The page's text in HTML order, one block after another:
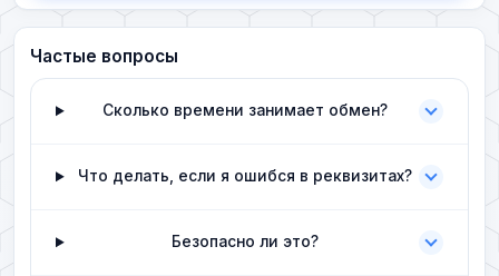
Частые вопросы
Сколько времени занимает обмен?
Что делать, если я ошибся в реквизитах?
Безопасно ли это?